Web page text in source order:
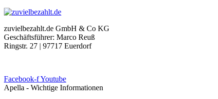
zuvielbezahlt.de GmbH & Co KG
Geschäftsführer: Marco Reuß
Ringstr. 27 | 97717 Euerdorf
Facebook-fYoutube
Apella - Wichtige Informationen